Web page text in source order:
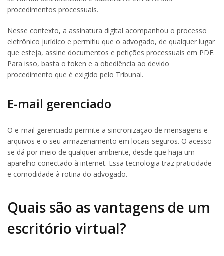
procedimentos processuais.
Nesse contexto, a assinatura digital acompanhou o processo
eletrônico jurídico e permitiu que o advogado, de qualquer lugar
que esteja, assine documentos e petições processuais em PDF.
Para isso, basta o token e a obediência ao devido
procedimento que é exigido pelo Tribunal.
E-mail gerenciado
O e-mail gerenciado permite a sincronização de mensagens e
arquivos e o seu armazenamento em locais seguros. O acesso
se dá por meio de qualquer ambiente, desde que haja um
aparelho conectado à internet. Essa tecnologia traz praticidade
e comodidade à rotina do advogado.
Quais são as vantagens de um
escritório virtual?